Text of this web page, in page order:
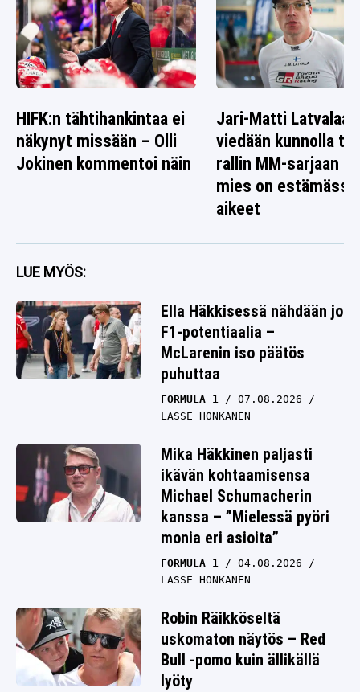
HIFK:n tähtihankintaa ei
näkynyt missään – Olli
Jokinen kommentoi näin
Jari-Matti Latvalaa
viedään kunnolla
rallin MM-sarjaan –
mies on estämässä
aikeet
LUE MYÖS:
Ella Häkkisessä nähdään jo
F1-potentiaalia –
McLarenin iso päätös
puhuttaa
FORMULA 1
07.08.2026
LASSE HONKANEN
Mika Häkkinen paljasti
ikävän kohtaamisensa
Michael Schumacherin
kanssa – ”Mielessä pyöri
monia eri asioita”
FORMULA 1
04.08.2026
LASSE HONKANEN
Robin Räikköseltä
uskomaton näytös – Red
Bull -pomo kuin ällikällä
lyöty